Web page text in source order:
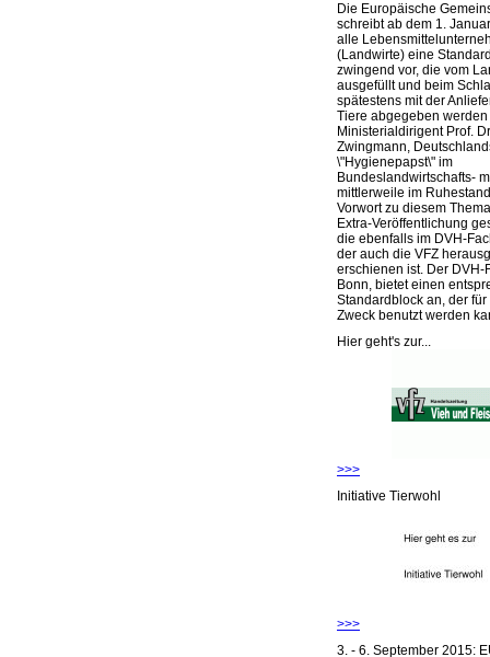
Die Europäische
schreibt ab dem 1.
alle
(Landwirte) eine
zwingend vor, die vom
ausgefüllt und beim
spätestens mit der
Tiere abgegeben werden
Ministerialdirigent Prof.
Zwingmann,
\"Hygienepapst\" im
Bundeslandwirtschafts-
mittlerweile im
Vorwort zu diesem
Extra-Veröffentlichung
die ebenfalls im DVH-
der auch die VFZ
erschienen ist. Der DVH-
Bonn, bietet einen
Standardblock an, der
Zweck benutzt werden
Hier geht's zur...
>>>
Initiative Tierwohl
>>>
3. - 6. September 2015: